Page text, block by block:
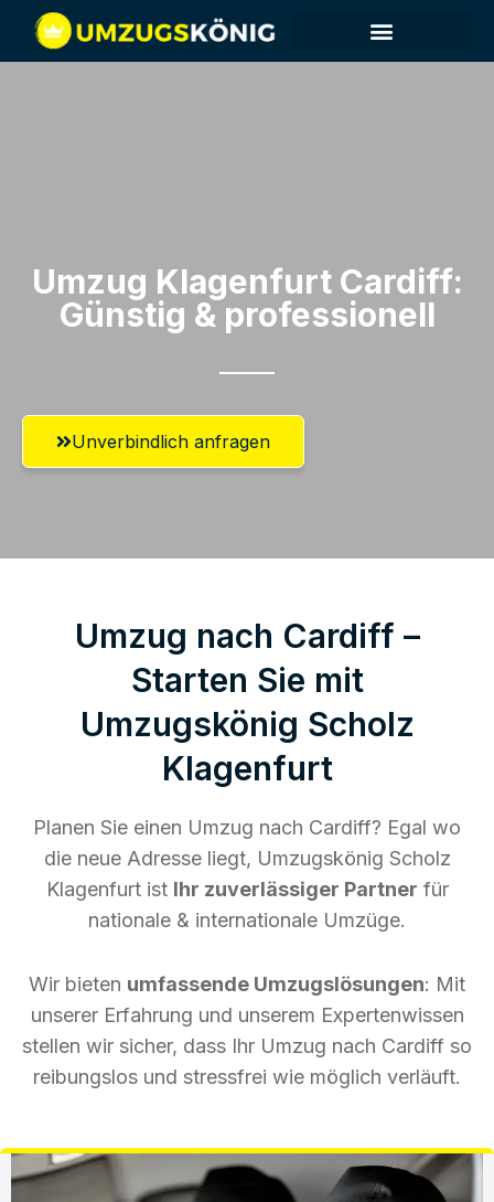
Umzug Klagenfurt​ Cardiff:
Günstig & professionell​
Unverbindlich anfragen
Umzug nach Cardiff –
Starten Sie mit
Umzugskönig Scholz
Klagenfurt
Planen Sie einen Umzug nach Cardiff? Egal wo
die neue Adresse liegt, Umzugskönig Scholz
Klagenfurt ist Ihr zuverlässiger Partner für
nationale & internationale Umzüge.
Wir bieten umfassende Umzugslösungen: Mit
unserer Erfahrung und unserem Expertenwissen
stellen wir sicher, dass Ihr Umzug nach Cardiff so
reibungslos und stressfrei wie möglich verläuft.